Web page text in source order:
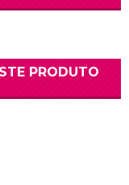
PRODUTO